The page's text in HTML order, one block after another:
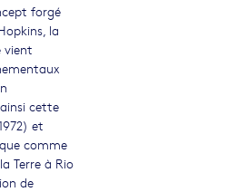
forgé
la
vient
cette
et
comme
Terre à Rio
de